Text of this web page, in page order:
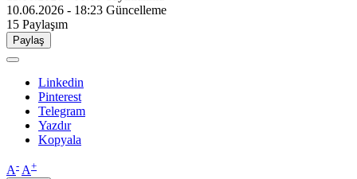
10.06.2026 - 18:23 Güncelleme
15 Paylaşım
Paylaş
Linkedin
Pinterest
Telegram
Yazdır
Kopyala
A- A+